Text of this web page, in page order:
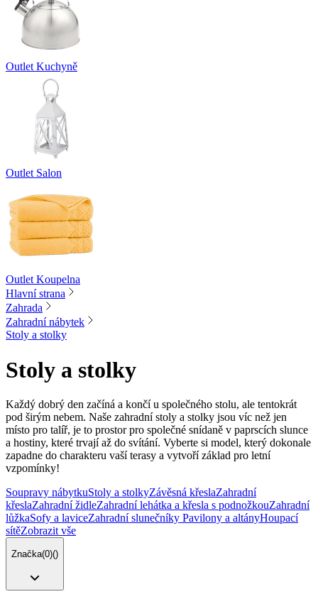
Outlet Kuchyně
Outlet Salon
Outlet Koupelna
Hlavní strana
Zahrada
Zahradní nábytek
Stoly a stolky
Stoly a stolky
Každý dobrý den začíná a končí u společného stolu, ale tentokrát
pod širým nebem. Naše zahradní stoly a stolky jsou víc než jen
místo pro talíř, je to prostor pro společné snídaně v paprscích slunce
a hostiny, které trvají až do svítání. Vyberte si model, který dokonale
zapadne do charakteru vaší terasy a vytvoří základ pro letní
vzpomínky!
Soupravy nábytkuStoly a stolkyZávěsná křeslaZahradní
křeslaZahradní židleZahradní lehátka a křesla s podnožkouZahradní
lůžkaSofy a laviceZahradní slunečníky Pavilony a altányHoupací
sítěZobrazit vše
Značka(0)()